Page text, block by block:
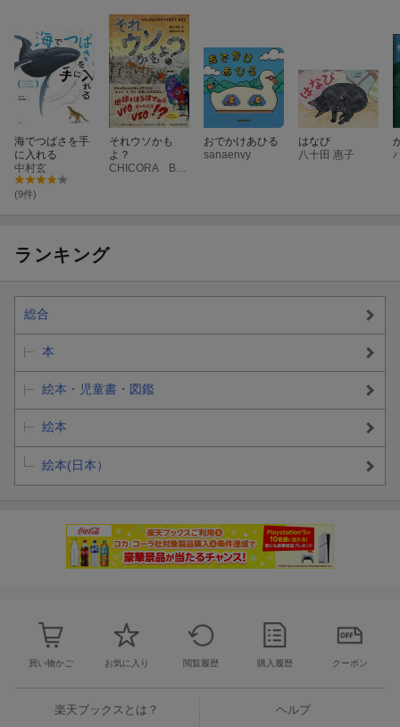
海でつばさを手
に入れる
中村玄
(9件)
それウソかも
よ？
おでかけあひる
sanaenvy
はなび
八十田 惠子
ランキング
総合
本
絵本・児童書・図鑑
絵本
絵本(日本）
買い物かご お気に入り 閲覧履歴 購入履歴 クーポン
楽天ブックスとは？ ヘルプ